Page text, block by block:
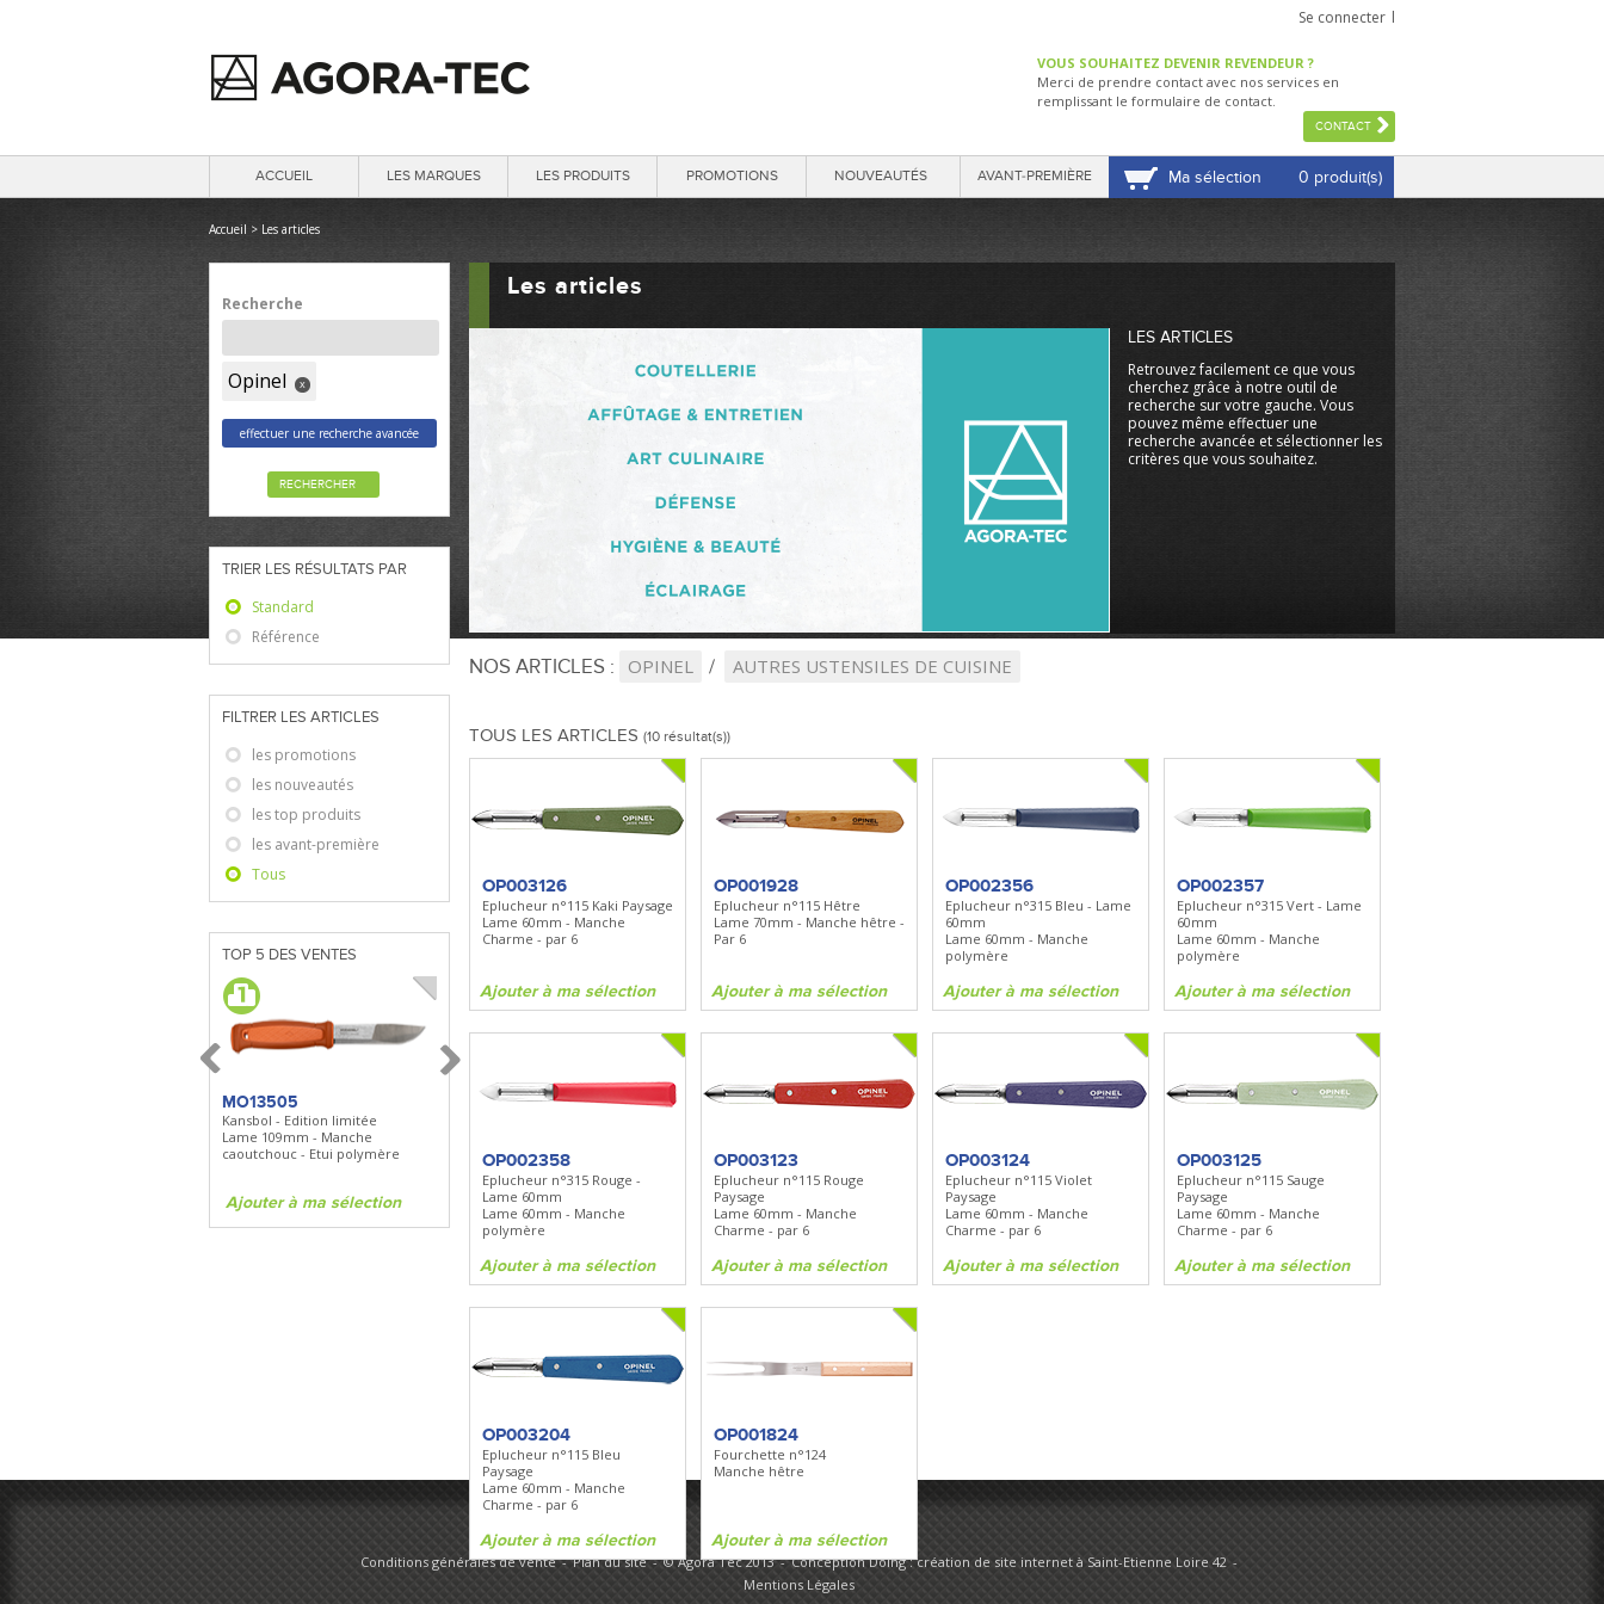
Se connecter
VOUS SOUHAITEZ DEVENIR REVENDEUR ?
Merci de prendre contact avec nos services en
remplissant le formulaire de contact.
CONTACT
ACCUEIL LES MARQUES LES PRODUITS PROMOTIONS NOUVEAUTÉS AVANT-PREMIÈRE Ma sélection 0 produit(s)
Les articles
LES ARTICLES
Retrouvez facilement ce que vous
cherchez grâce à notre outil de
recherche sur votre gauche. Vous
pouvez même effectuer une
recherche avancée et sélectionner les
critères que vous souhaitez.
Accueil > Les articles
Recherche
Opinel x
effectuer une recherche avancée
RECHERCHER
TRIER LES RÉSULTATS PAR
Standard
Référence
FILTRER LES ARTICLES
les promotions
les nouveautés
les top produits
les avant-première
Tous
TOP 5 DES VENTES
MO13505
Kansbol - Edition limitée
Lame 109mm - Manche
caoutchouc - Etui polymère
Ajouter à ma sélection
SBP22
Ajouter à ma sélection
BN535
Clip réversible
Ajouter à ma sélection
SR100
Ajouter à ma sélection
FKDC4
Diamant/céramique - Etui cuir
Ajouter à ma sélection
NOS ARTICLES : OPINEL AUTRES USTENSILES DE CUISINE
TOUS LES ARTICLES (10 résultat(s))
OP003126
Eplucheur n°115 Kaki Paysage
Lame 60mm - Manche
Charme - par 6
Ajouter à ma sélection
OP001928
Eplucheur n°115 Hêtre
Lame 70mm - Manche hêtre -
Par 6
Ajouter à ma sélection
OP002356
Eplucheur n°315 Bleu - Lame
60mm
Lame 60mm - Manche
polymère
Ajouter à ma sélection
OP002357
Eplucheur n°315 Vert - Lame
60mm
Lame 60mm - Manche
polymère
Ajouter à ma sélection
OP002358
Eplucheur n°315 Rouge -
Lame 60mm
Lame 60mm - Manche
polymère
Ajouter à ma sélection
OP003123
Eplucheur n°115 Rouge
Paysage
Lame 60mm - Manche
Charme - par 6
Ajouter à ma sélection
OP003124
Eplucheur n°115 Violet
Paysage
Lame 60mm - Manche
Charme - par 6
Ajouter à ma sélection
OP003125
Eplucheur n°115 Sauge
Paysage
Lame 60mm - Manche
Charme - par 6
Ajouter à ma sélection
OP003204
Eplucheur n°115 Bleu
Paysage
Lame 60mm - Manche
Charme - par 6
Ajouter à ma sélection
OP001824
Fourchette n°124
Manche hêtre
Ajouter à ma sélection
Conditions générales de vente Plan du site © Agora Tec 2013
Conception Doing : création de site internet à Saint-Etienne Loire 42
Mentions Légales